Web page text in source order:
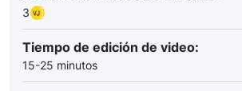
3
Tiempo de edición de video:
15-25 minutos